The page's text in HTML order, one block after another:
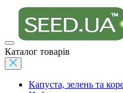
Каталог товарів
Капуста, зелень та